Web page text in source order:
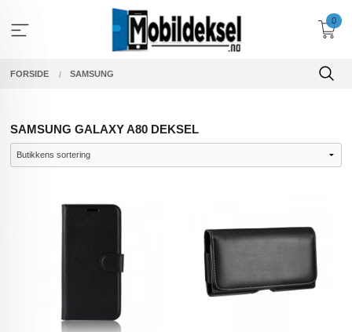
innholdet
0
FORSIDE SAMSUNG
SAMSUNG GALAXY A80 DEKSEL